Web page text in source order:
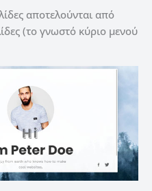
αποτελούνται από
(το γνωστό κύριο μενού